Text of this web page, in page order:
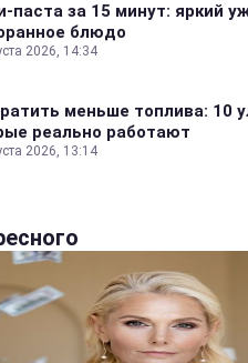
паста за 15 минут: яркий
блюдо
2026, 14:34
меньше топлива: 10
реально работают
2026, 13:14